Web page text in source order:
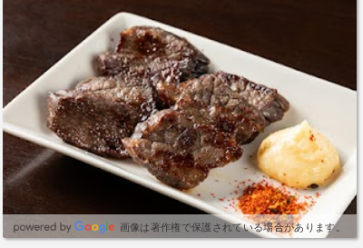
画像は著作権で保護されている場合があります。